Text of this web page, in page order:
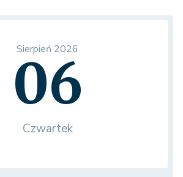
Sierpień 2026
06
Czwartek